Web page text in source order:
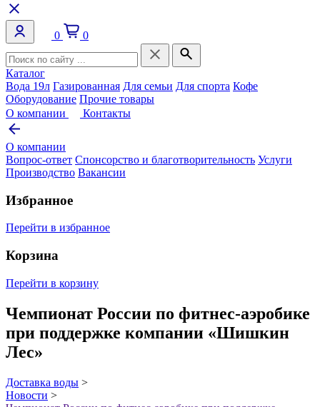
0 0
Каталог
Вода 19л Газированная Для семьи Для спорта Кофе
Оборудование Прочие товары
О компании
Контакты
О компании
Вопрос-ответ Спонсорство и благотворительность Услуги
Производство Вакансии
Избранное
Перейти в избранное
Корзина
Перейти в корзину
Чемпионат России по фитнес-аэробике
при поддержке компании «Шишкин
Лес»
Доставка воды >
Новости >